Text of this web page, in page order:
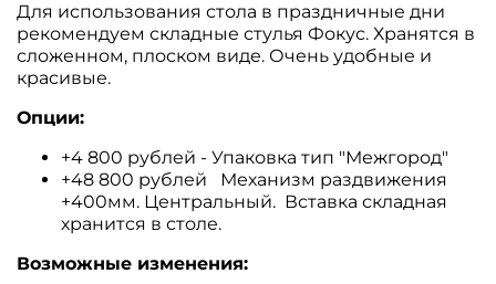
Для использования стола в праздничные дни
рекомендуем складные стулья Фокус. Хранятся в
сложенном, плоском виде. Очень удобные и
красивые.
Опции:
+4 800 рублей - Упаковка тип "Межгород"
+48 800 рублей Механизм раздвижения
+400мм. Центральный. Вставка складная
хранится в столе.
Возможные изменения: